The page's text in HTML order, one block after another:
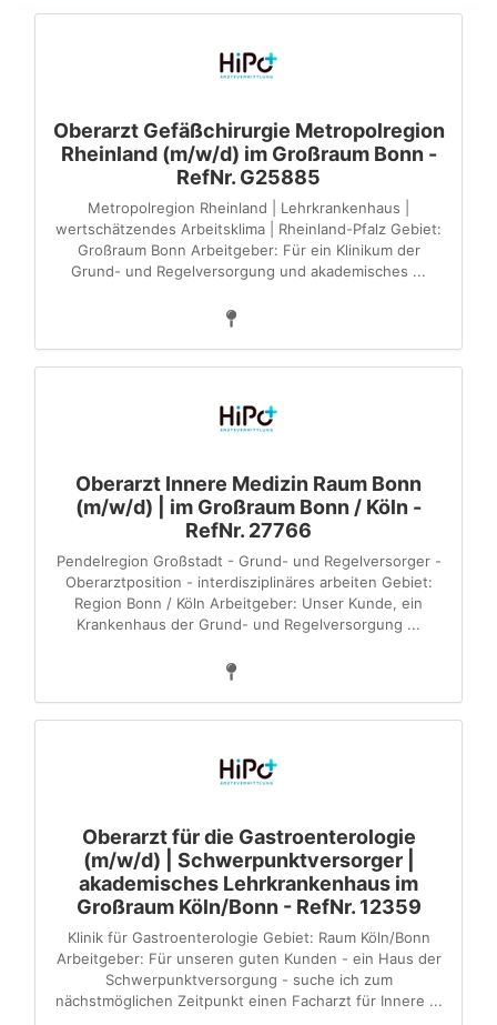
Oberarzt Gefäßchirurgie Metropolregion
Rheinland (m/w/d) im Großraum Bonn -
RefNr. G25885
Metropolregion Rheinland | Lehrkrankenhaus |
wertschätzendes Arbeitsklima | Rheinland-Pfalz Gebiet:
Großraum Bonn Arbeitgeber: Für ein Klinikum der
Grund- und Regelversorgung und akademisches ...
Oberarzt Innere Medizin Raum Bonn
(m/w/d) | im Großraum Bonn / Köln -
RefNr. 27766
Pendelregion Großstadt - Grund- und Regelversorger -
Oberarztposition - interdisziplinäres arbeiten Gebiet:
Region Bonn / Köln Arbeitgeber: Unser Kunde, ein
Krankenhaus der Grund- und Regelversorgung ...
Oberarzt für die Gastroenterologie
(m/w/d) | Schwerpunktversorger |
akademisches Lehrkrankenhaus im
Großraum Köln/Bonn - RefNr. 12359
Klinik für Gastroenterologie Gebiet: Raum Köln/Bonn
Arbeitgeber: Für unseren guten Kunden - ein Haus der
Schwerpunktversorgung - suche ich zum
nächstmöglichen Zeitpunkt einen Facharzt für Innere ...